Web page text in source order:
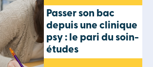
Passer son bac
depuis une clinique
psy : le pari du soin-
études